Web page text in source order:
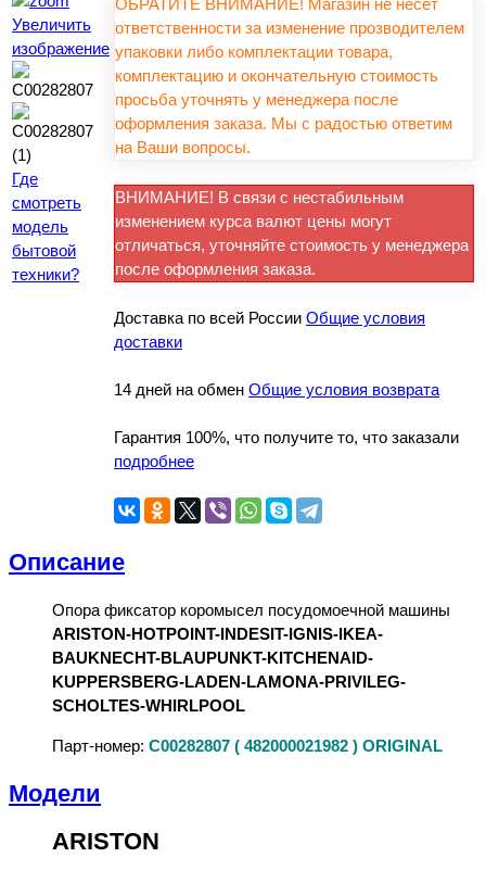
Увеличить
изображение
Где
смотреть
модель
бытовой
техники?
ответственности за изменение прозводителем
упаковки либо комплектации товара,
комплектацию и окончательную стоимость
просьба уточнять у менеджера после
оформления заказа. Мы с радостью ответим
на Ваши вопросы.
ВНИМАНИЕ! В связи с нестабильным
изменением курса валют цены могут
отличаться, уточняйте стоимость у менеджера
после оформления заказа.
Доставка по всей России Общие условия
доставки
14 дней на обмен Общие условия возврата
Гарантия 100%, что получите то, что заказали
подробнее
Описание
Опора фиксатор коромысел посудомоечной машины
ARISTON-HOTPOINT-INDESIT-IGNIS-IKEA-
BAUKNECHT-BLAUPUNKT-KITCHENAID-
KUPPERSBERG-LADEN-LAMONA-PRIVILEG-
SCHOLTES-WHIRLPOOL
Парт-номер: C00282807 ( 482000021982 ) ORIGINAL
Модели
ARISTON